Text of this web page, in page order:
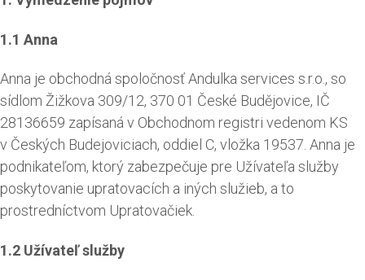
1.1 Anna
Anna je obchodná spoločnosť Andulka services s.r.o., so
sídlom Žižkova 309/12, 370 01 České Budějovice, IČ
28136659 zapísaná v Obchodnom registri vedenom KS
v Českých Budejoviciach, oddiel C, vložka 19537. Anna je
podnikateľom, ktorý zabezpečuje pre Užívateľa služby
poskytovanie upratovacích a iných služieb, a to
prostredníctvom Upratovačiek.
1.2 Užívateľ služby